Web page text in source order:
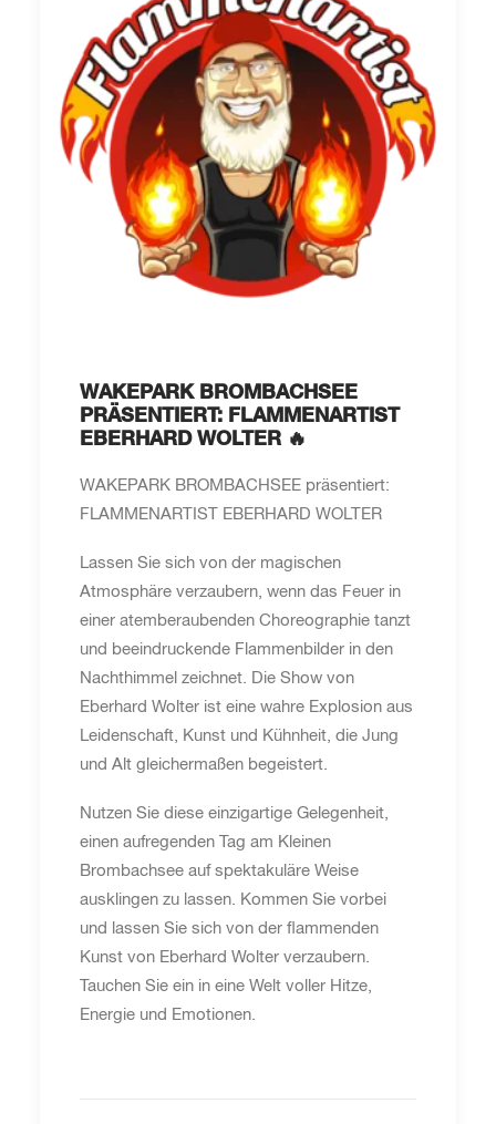
WAKEPARK BROMBACHSEE
PRÄSENTIERT: FLAMMENARTIST
EBERHARD WOLTER 🔥
WAKEPARK BROMBACHSEE präsentiert:
FLAMMENARTIST EBERHARD WOLTER
Lassen Sie sich von der magischen
Atmosphäre verzaubern, wenn das Feuer in
einer atemberaubenden Choreographie tanzt
und beeindruckende Flammenbilder in den
Nachthimmel zeichnet. Die Show von
Eberhard Wolter ist eine wahre Explosion aus
Leidenschaft, Kunst und Kühnheit, die Jung
und Alt gleichermaßen begeistert.
Nutzen Sie diese einzigartige Gelegenheit,
einen aufregenden Tag am Kleinen
Brombachsee auf spektakuläre Weise
ausklingen zu lassen. Kommen Sie vorbei
und lassen Sie sich von der flammenden
Kunst von Eberhard Wolter verzaubern.
Tauchen Sie ein in eine Welt voller Hitze,
Energie und Emotionen.